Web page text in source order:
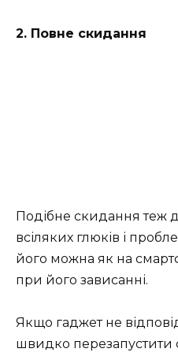
2. Повне скидання
Подібне скидання теж
всіляких глюків і
його можна як на
при його зависанні.
Якщо гаджет не
швидко перезапустити